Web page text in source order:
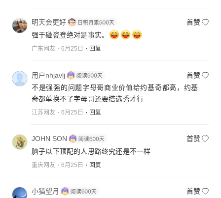
明天会更好
首赞
强于碰瓷登绝对是事实。
广东网友 6月25日 回复
用户nhjavlj
首赞
不是强强的问题字母哥商业价值给约基奇都高，约基
奇都单换不了字母哥还要搭选秀才行
江苏网友 6月25日 回复
JOHN SON
首赞
脑子以下顶配的人思路终究还是不一样
重庆网友 6月25日 回复
小猫望月
首赞